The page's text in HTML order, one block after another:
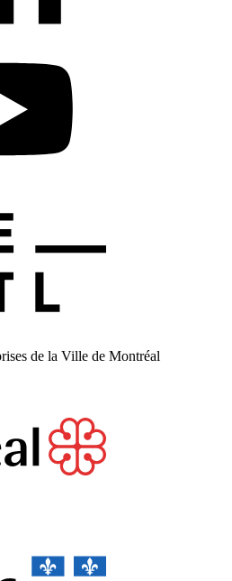
de la Ville de Montréal